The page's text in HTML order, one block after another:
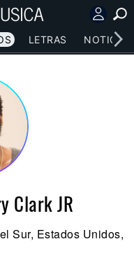
LETRAS NOTICIAS
Clark JR
Sur, Estados Unidos,